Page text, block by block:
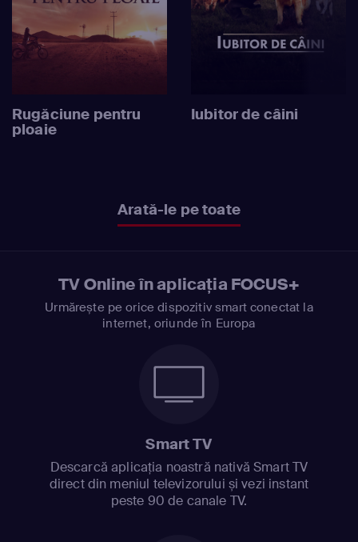
Rugăciune pentru
ploaie
Iubitor de câini
Arată-le pe toate
TV Online în aplicația FOCUS+
Urmărește pe orice dispozitiv smart conectat la
internet, oriunde în Europa
Smart TV
Descarcă aplicația noastră nativă Smart TV
direct din meniul televizorului și vezi instant
peste 90 de canale TV.